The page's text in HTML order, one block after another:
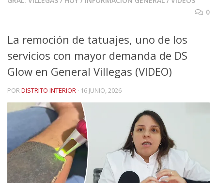
0
La remoción de tatuajes, uno de los
servicios con mayor demanda de DS
Glow en General Villegas (VIDEO)
PORDISTRITO INTERIOR · 16 JUNIO, 2026